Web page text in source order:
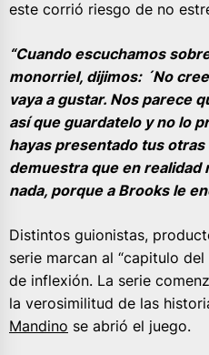
este corrió riesgo de no
“Cuando escuchamos
monorriel, dijimos: ´No
vaya a gustar. Nos parece
así que guardatelo y no lo
hayas presentado tus otras
demuestra que en realidad
nada, porque a Brooks le
Distintos guionistas,
serie marcan al “capitulo
de inflexión. La serie
la verosimilitud de las
Mandino se abrió el juego.